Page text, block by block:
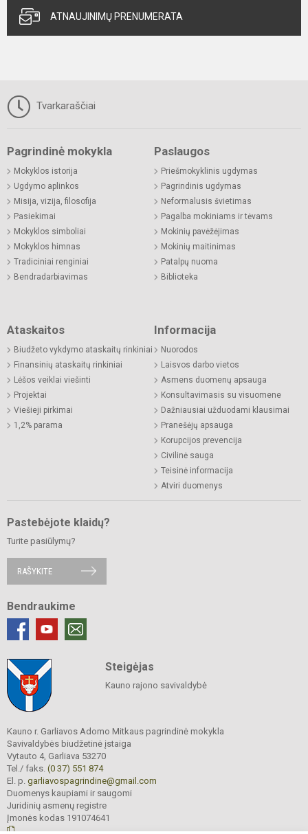
ATNAUJINIMŲ PRENUMERATA
Tvarkaraščiai
Pagrindinė mokykla
Mokyklos istorija
Ugdymo aplinkos
Misija, vizija, filosofija
Pasiekimai
Mokyklos simboliai
Mokyklos himnas
Tradiciniai renginiai
Bendradarbiavimas
Paslaugos
Priešmokyklinis ugdymas
Pagrindinis ugdymas
Neformalusis švietimas
Pagalba mokiniams ir tėvams
Mokinių pavėžėjimas
Mokinių maitinimas
Patalpų nuoma
Biblioteka
Ataskaitos
Biudžeto vykdymo ataskaitų rinkiniai
Finansinių ataskaitų rinkiniai
Lėšos veiklai viešinti
Projektai
Viešieji pirkimai
1,2% parama
Informacija
Nuorodos
Laisvos darbo vietos
Asmens duomenų apsauga
Konsultavimasis su visuomene
Dažniausiai užduodami klausimai
Pranešėjų apsauga
Korupcijos prevencija
Civilinė sauga
Teisinė informacija
Atviri duomenys
Pastebėjote klaidų?
Turite pasiūlymų?
RAŠYKITE
Bendraukime
Steigėjas
Kauno rajono savivaldybė
Kauno r. Garliavos Adomo Mitkaus pagrindinė mokykla
Savivaldybės biudžetinė įstaiga
Vytauto 4, Garliava 53270
Tel./ faks. (0 37) 551 874
El. p. garliavospagrindine@gmail.com
Duomenys kaupiami ir saugomi
Juridinių asmenų registre
Įmonės kodas 191074641